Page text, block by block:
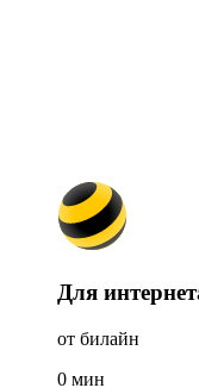
Для
от билайн
0 мин